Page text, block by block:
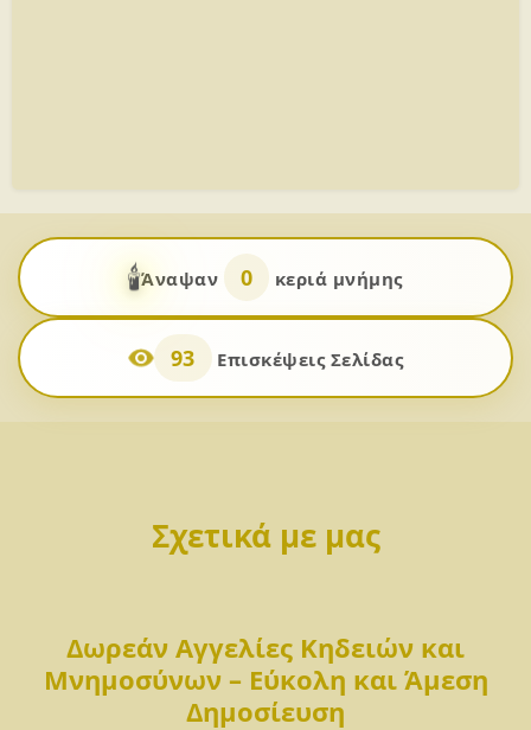
🕯️Άναψαν 0 κεριά μνήμης
93 Επισκέψεις Σελίδας
Σχετικά με μας
Δωρεάν Αγγελίες Κηδειών και
Μνημοσύνων – Εύκολη και Άμεση
Δημοσίευση